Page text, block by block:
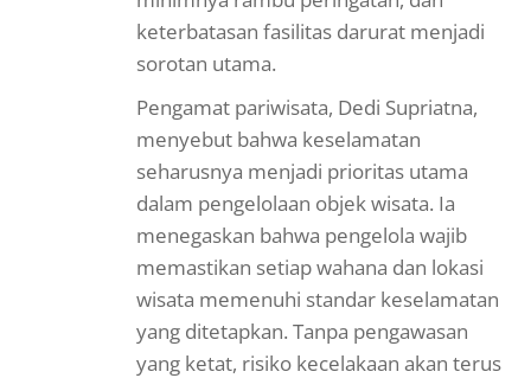
keterbatasan fasilitas darurat menjadi
sorotan utama.
Pengamat pariwisata, Dedi Supriatna,
menyebut bahwa keselamatan
seharusnya menjadi prioritas utama
dalam pengelolaan objek wisata. Ia
menegaskan bahwa pengelola wajib
memastikan setiap wahana dan lokasi
wisata memenuhi standar keselamatan
yang ditetapkan. Tanpa pengawasan
yang ketat, risiko kecelakaan akan terus